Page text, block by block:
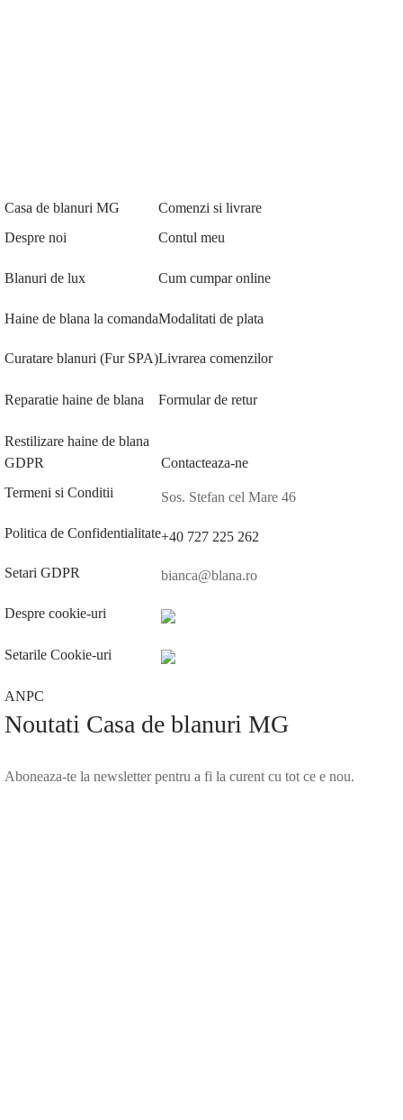
Casa de blanuri MG
Despre noi
Blanuri de lux
Haine de blana la comanda
Curatare blanuri (Fur SPA)
Reparatie haine de blana
Restilizare haine de blana
Comenzi si livrare
Contul meu
Cum cumpar online
Modalitati de plata
Livrarea comenzilor
Formular de retur
GDPR
Termeni si Conditii
Politica de Confidentialitate
Setari GDPR
Despre cookie-uri
Setarile Cookie-uri
ANPC
Contacteaza-ne
Sos. Stefan cel Mare 46
+40 727 225 262
bianca@blana.ro
Noutati Casa de blanuri MG
Aboneaza-te la newsletter pentru a fi la curent cu tot ce e nou.